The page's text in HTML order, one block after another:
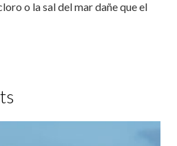
o la sal del mar dañe que el